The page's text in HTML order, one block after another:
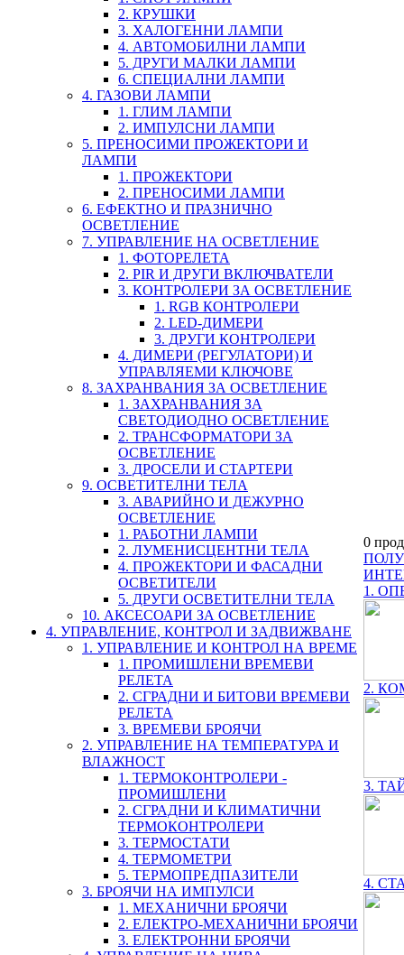
2. КРУШКИ
3. ХАЛОГЕННИ ЛАМПИ
4. АВТОМОБИЛНИ ЛАМПИ
5. ДРУГИ МАЛКИ ЛАМПИ
6. СПЕЦИАЛНИ ЛАМПИ
4. ГАЗОВИ ЛАМПИ
1. ГЛИМ ЛАМПИ
2. ИМПУЛСНИ ЛАМПИ
5. ПРЕНОСИМИ ПРОЖЕКТОРИ И
ЛАМПИ
1. ПРОЖЕКТОРИ
2. ПРЕНОСИМИ ЛАМПИ
6. ЕФЕКТНО И ПРАЗНИЧНО
ОСВЕТЛЕНИЕ
7. УПРАВЛЕНИЕ НА ОСВЕТЛЕНИЕ
1. ФОТОРЕЛЕТА
2. PIR И ДРУГИ ВКЛЮЧВАТЕЛИ
3. КОНТРОЛЕРИ ЗА ОСВЕТЛЕНИЕ
1. RGB КОНТРОЛЕРИ
2. LED-ДИМЕРИ
3. ДРУГИ КОНТРОЛЕРИ
4. ДИМЕРИ (РЕГУЛАТОРИ) И
УПРАВЛЯЕМИ КЛЮЧОВЕ
8. ЗАХРАНВАНИЯ ЗА ОСВЕТЛЕНИЕ
1. ЗАХРАНВАНИЯ ЗА
СВЕТОДИОДНО ОСВЕТЛЕНИЕ
2. ТРАНСФОРМАТОРИ ЗА
ОСВЕТЛЕНИЕ
3. ДРОСЕЛИ И СТАРТЕРИ
9. ОСВЕТИТЕЛНИ ТЕЛА
3. АВАРИЙНО И ДЕЖУРНО
ОСВЕТЛЕНИЕ
1. РАБОТНИ ЛАМПИ
2. ЛУМЕНИСЦЕНТНИ ТЕЛА
4. ПРОЖЕКТОРИ И ФАСАДНИ
ОСВЕТИТЕЛИ
5. ДРУГИ ОСВЕТИТЕЛНИ ТЕЛА
10. АКСЕСОАРИ ЗА ОСВЕТЛЕНИЕ
4. УПРАВЛЕНИЕ, КОНТРОЛ И ЗАДВИЖВАНЕ
1. УПРАВЛЕНИЕ И КОНТРОЛ НА ВРЕМЕ
1. ПРОМИШЛЕНИ ВРЕМЕВИ
РЕЛЕТА
2. СГРАДНИ И БИТОВИ ВРЕМЕВИ
РЕЛЕТА
3. ВРЕМЕВИ БРОЯЧИ
2. УПРАВЛЕНИЕ НА ТЕМПЕРАТУРА И
ВЛАЖНОСТ
1. ТЕРМОКОНТРОЛЕРИ -
ПРОМИШЛЕНИ
2. СГРАДНИ И КЛИМАТИЧНИ
ТЕРМОКОНТРОЛЕРИ
3. ТЕРМОСТАТИ
4. ТЕРМОМЕТРИ
5. ТЕРМОПРЕДПАЗИТЕЛИ
3. БРОЯЧИ НА ИМПУЛСИ
1. МЕХАНИЧНИ БРОЯЧИ
2. ЕЛЕКТРО-МЕХАНИЧНИ БРОЯЧИ
3. ЕЛЕКТРОННИ БРОЯЧИ
0
1.
2.
3.
4.